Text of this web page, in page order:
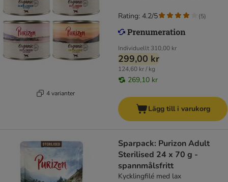
4 varianter
Individuellt 310,00 kr
299,00 kr
124,60 kr / kg
269,10 kr
Rating: 4.2/5 (5)
Lägg till i varukorg
Sparpack: Purizon Adult
Sterilised 24 x 70 g -
spannmålsfritt
Kycklingfilé med lax